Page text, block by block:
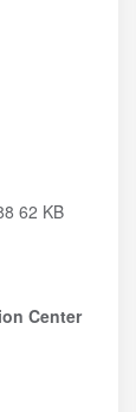
62 KB
Center